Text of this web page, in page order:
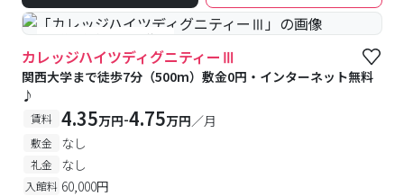
#予約受付中 #空室待ち
カレッジハイツディグニティーⅢ
関西大学まで徒歩7分（500m）敷金0円・インターネット無料
♪
賃料 4.35万円-4.75万円／月
敷金 なし
礼金 なし
入館料 60,000円